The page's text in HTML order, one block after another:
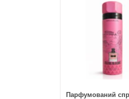
Парфумований